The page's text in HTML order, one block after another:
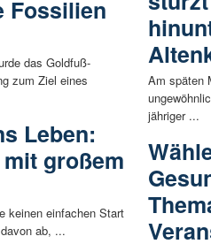
Fossilien
das Goldfuß-
zum Ziel eines
Leben:
großem
keinen einfachen Start
ab, ...
Am späten
jähriger ...